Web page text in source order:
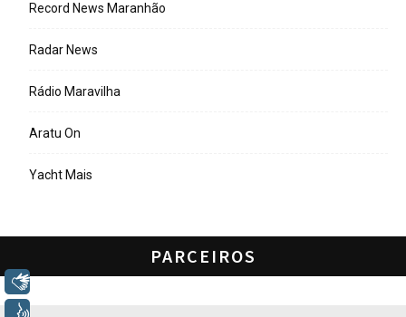
Record News Maranhão
Radar News
Rádio Maravilha
Aratu On
Yacht Mais
PARCEIROS
Libras